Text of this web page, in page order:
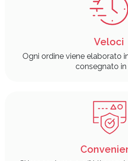
Veloci
Ogni ordine viene elaborato
consegnato in